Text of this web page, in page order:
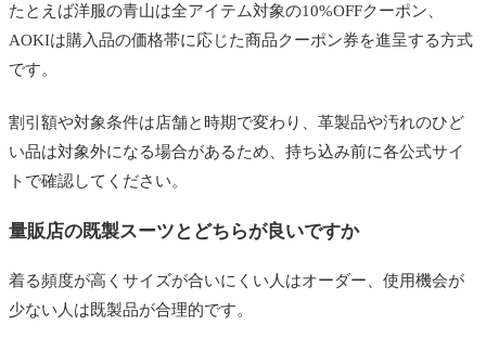
たとえば洋服の青山は全アイテム対象の10%OFFクーポン、
AOKIは購入品の価格帯に応じた商品クーポン券を進呈する方式
です。
割引額や対象条件は店舗と時期で変わり、革製品や汚れのひど
い品は対象外になる場合があるため、持ち込み前に各公式サイ
トで確認してください。
量販店の既製スーツとどちらが良いですか
着る頻度が高くサイズが合いにくい人はオーダー、使用機会が
少ない人は既製品が合理的です。